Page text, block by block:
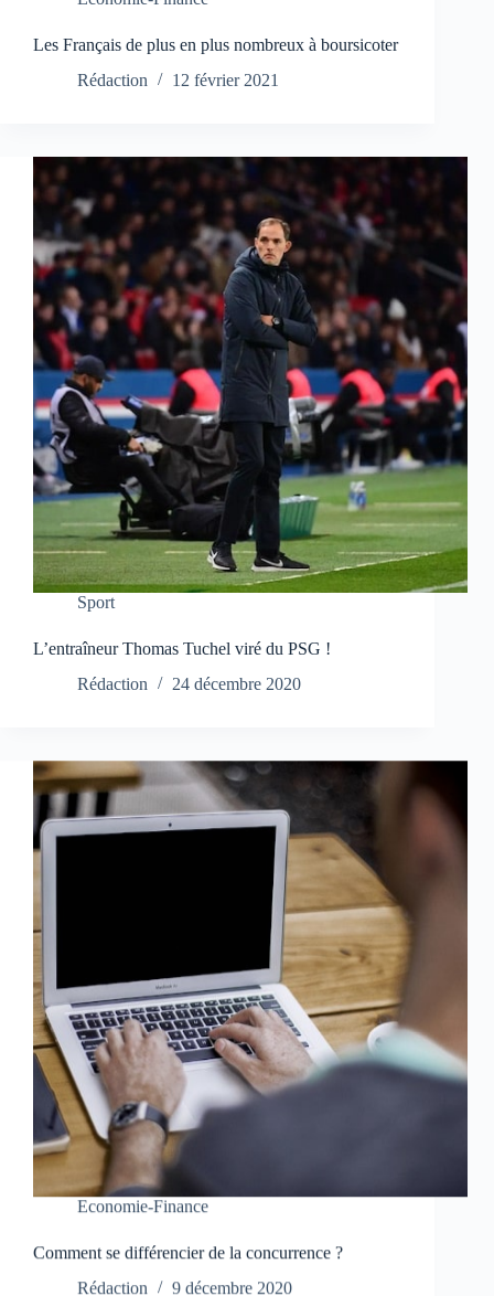
Les Français de plus en plus nombreux à boursicoter
Rédaction
12 février 2021
Sport
L’entraîneur Thomas Tuchel viré du PSG !
Rédaction
24 décembre 2020
Economie-Finance
Comment se différencier de la concurrence ?
Rédaction
9 décembre 2020